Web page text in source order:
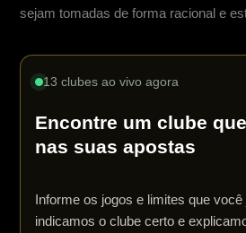
sejam tomadas de forma racional e
13 clubes ao vivo agora
Encontre um clube
nas suas apostas
Informe os jogos e limites que
indicamos o clube certo e